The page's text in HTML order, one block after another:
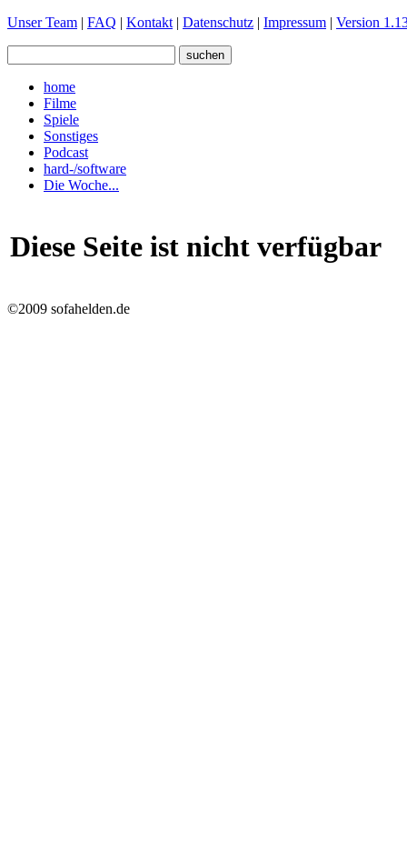
Unser Team | FAQ | Kontakt | Datenschutz | Impressum | Version
home
Filme
Spiele
Sonstiges
Podcast
hard-/software
Die Woche...
Diese Seite ist nicht verfügbar
©2009 sofahelden.de